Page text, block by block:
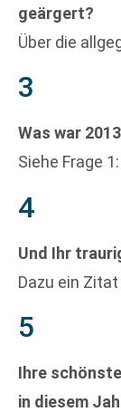
geärgert?
Über die
3
Was war
Siehe Frage
4
Und Ihr
Dazu ein
5
Ihre
in diesem